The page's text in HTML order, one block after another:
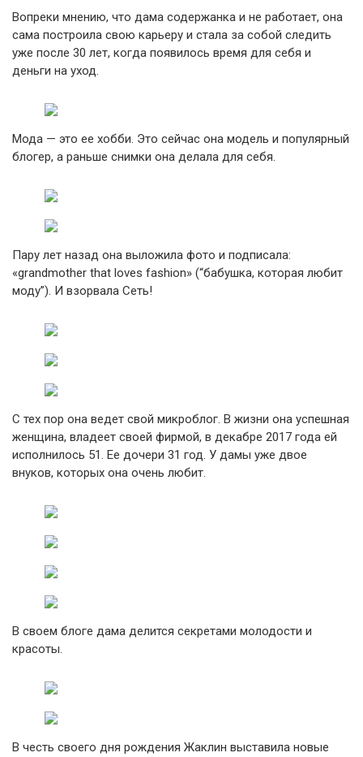
Вопреки мнению, что дама содержанка и не работает, она
сама построила свою карьеру и стала за собой следить
уже после 30 лет, когда появилось время для себя и
деньги на уход.
Мода — это ее хобби. Это сейчас она модель и популярный
блогер, а раньше снимки она делала для себя.
Пару лет назад она выложила фото и подписала:
«grandmother that loves fashion» (“бабушка, которая любит
моду”). И взорвала Сеть!
С тех пор она ведет свой микроблог. В жизни она успешная
женщина, владеет своей фирмой, в декабре 2017 года ей
исполнилось 51. Ее дочери 31 год. У дамы уже двое
внуков, которых она очень любит.
В своем блоге дама делится секретами молодости и
красоты.
В честь своего дня рождения Жаклин выставила новые